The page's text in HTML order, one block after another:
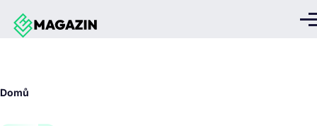
Přejít k hlavnímu obsahu
Domů